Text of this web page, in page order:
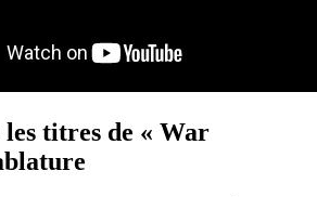
titres de « War